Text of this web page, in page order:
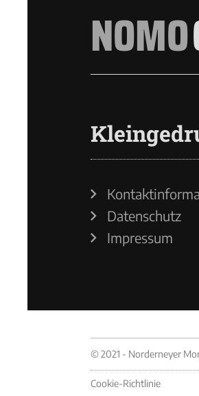
NOMO
Datenschutz
Impressum
© 2021 - Norderneyer
Cookie-Richtlinie